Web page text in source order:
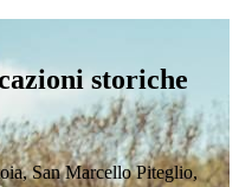
storiche
San Marcello Piteglio,